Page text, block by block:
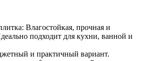
Влагостойкая, прочная и
подходит для кухни, ванной и
и практичный вариант.